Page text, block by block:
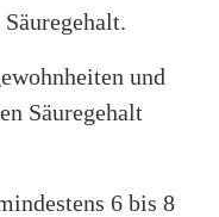
und
Säuregehalt
6 bis 8